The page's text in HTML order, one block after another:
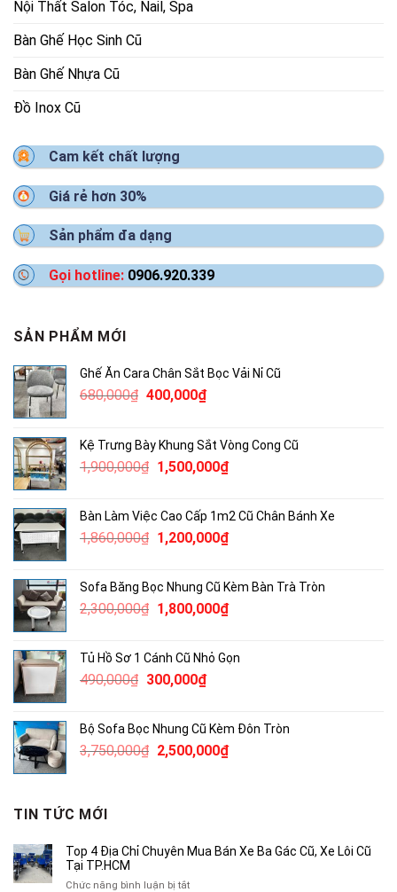
Nội Thất Salon Tóc, Nail, Spa
Bàn Ghế Học Sinh Cũ
Bàn Ghế Nhựa Cũ
Đồ Inox Cũ
Cam kết chất lượng
Giá rẻ hơn 30%
Sản phẩm đa dạng
Gọi hotline: 0906.920.339
SẢN PHẨM MỚI
Ghế Ăn Cara Chân Sắt Bọc Vải Nỉ Cũ
680,000₫ Giá
680,000₫.
400,000₫Giá
là:
400,000₫.
Kệ Trưng Bày Khung Sắt Vòng Cong Cũ
1,900,000₫ Giá
1,900,000₫.
1,500,000₫Giá
là:
1,500,000₫.
Bàn Làm Việc Cao Cấp 1m2 Cũ Chân Bánh Xe
1,860,000₫ Giá
1,860,000₫.
1,200,000₫Giá
là:
1,200,000₫.
Sofa Băng Bọc Nhung Cũ Kèm Bàn Trà Tròn
2,300,000₫ Giá
2,300,000₫.
1,800,000₫Giá
là:
Tủ Hồ Sơ 1 Cánh Cũ Nhỏ Gọn
490,000₫ Giá
490,000₫.
300,000₫Giá
là:
300,000₫.
Bộ Sofa Bọc Nhung Cũ Kèm Đôn Tròn
3,750,000₫ Giá
2,500,000₫Giá
TIN TỨC MỚI
Top 4 Địa Chỉ Chuyên Mua Bán Xe Ba Gác Cũ, Xe Lôi Cũ
Tại TP.HCM
Chức năng bình luận bị tắtở